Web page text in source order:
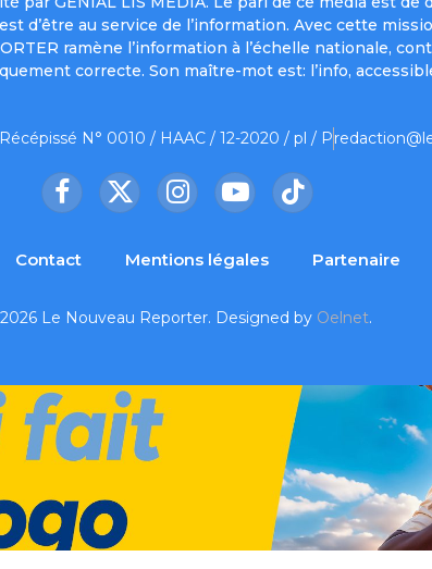
d’être au service de l’information. Avec cette
ramène l’information à l’échelle nationale,
correcte. Son maître-mot est: l’info,
Récépissé N° 0010 / HAAC / 12-2020 / pl / P
Facebook
X
InstagramYouTubeTikTok
Contact Mentions légales Partenaire
Le Nouveau Reporter. Designed by Oelnet.